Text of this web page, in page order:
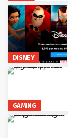
DISNEY
GAMING